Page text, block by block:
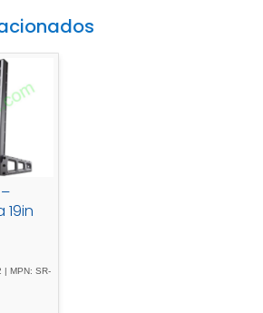
19in
| MPN: SR-